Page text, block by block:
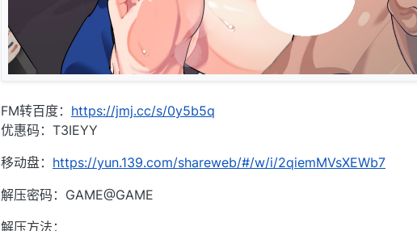
FM转百度： https://jmj.cc/s/0y5b5q
优惠码：T3IEYY
移动盘： https://yun.139.com/shareweb/#/w/i/2qiemMVsXEWb7
解压密码：GAME@GAME
解压方法：